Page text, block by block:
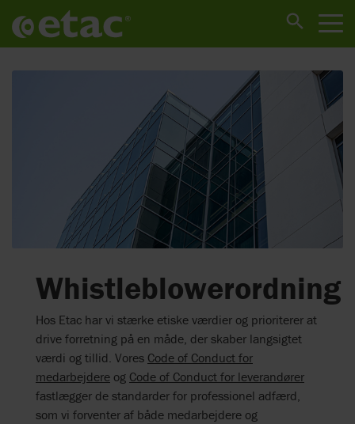
Whistleblowerordning
Hos Etac har vi stærke etiske værdier og prioriterer at
drive forretning på en måde, der skaber langsigtet
værdi og tillid. Vores Code of Conduct for
medarbejdere og Code of Conduct for leverandører
fastlægger de standarder for professionel adfærd,
som vi forventer af både medarbejdere og